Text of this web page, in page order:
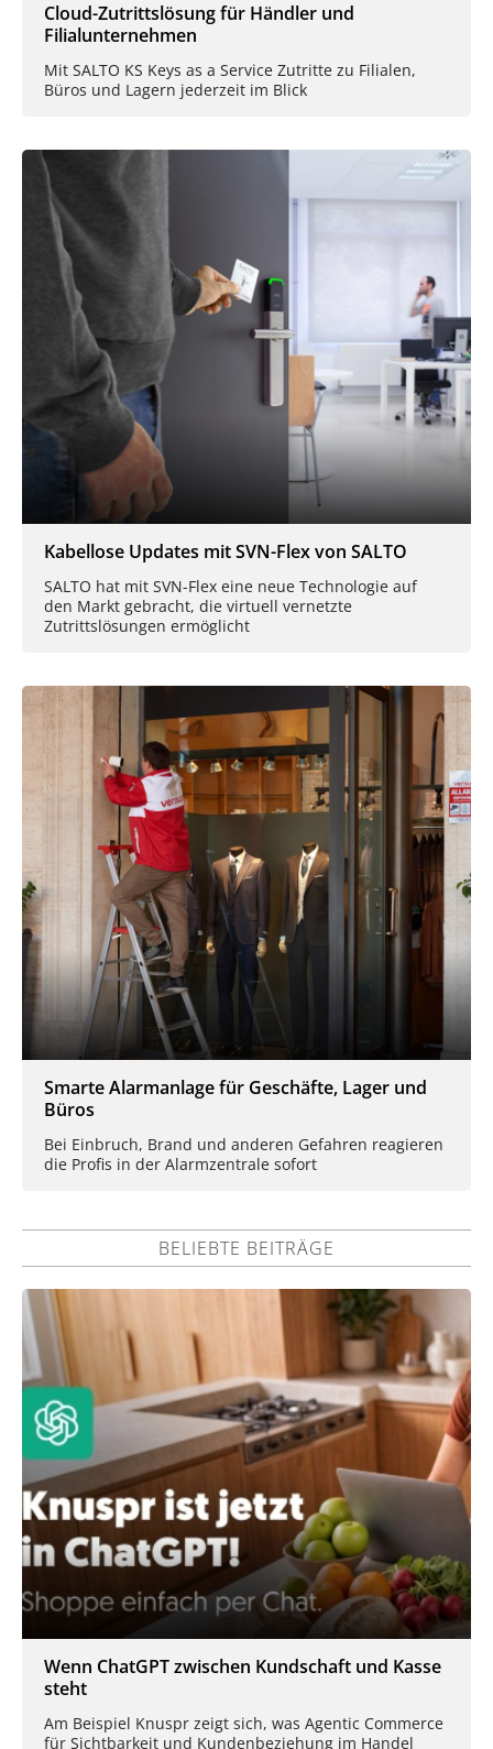
Cloud-Zutrittslösung für Händler und
Filialunternehmen
Mit SALTO KS Keys as a Service Zutritte zu Filialen,
Büros und Lagern jederzeit im Blick
Kabellose Updates mit SVN-Flex von SALTO
SALTO hat mit SVN-Flex eine neue Technologie auf
den Markt gebracht, die virtuell vernetzte
Zutrittslösungen ermöglicht
Smarte Alarmanlage für Geschäfte, Lager und
Büros
Bei Einbruch, Brand und anderen Gefahren reagieren
die Profis in der Alarmzentrale sofort
BELIEBTE BEITRÄGE
Wenn ChatGPT zwischen Kundschaft und Kasse
steht
Am Beispiel Knuspr zeigt sich, was Agentic Commerce
für Sichtbarkeit und Kundenbeziehung im Handel